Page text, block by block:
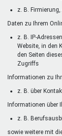
z. B.
Daten zu Ihrem
z. B. IP-
Website, in den
den Seiten
Zugriffs
Informationen zu
z. B. über
Informationen über
z. B.
sowie weitere mit